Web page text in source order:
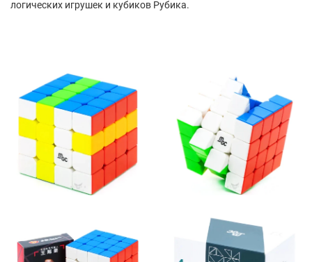
логических игрушек и кубиков Рубика.